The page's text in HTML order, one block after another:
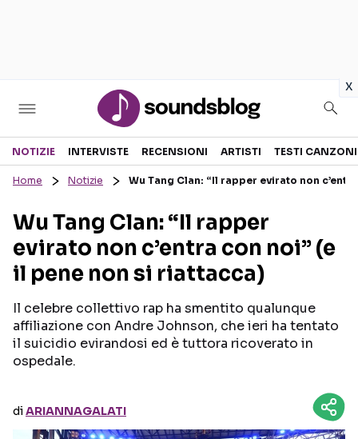
x
Sezioni
RECENSIONI MUSICALI
INTERVISTE
GOSSIP E CURIOSITÀ
TESTI CANZONI
TOUR ED EVENTI
TALENT SHOW
NOTIZIE INTERVISTE RECENSIONI ARTISTI TESTI CANZONI
Home Notizie Wu Tang Clan: “Il rapper evirato non
Wu Tang Clan: “Il rapper
evirato non c’entra con noi” (e
il pene non si riattacca)
Il celebre collettivo rap ha smentito qualunque
affiliazione con Andre Johnson, che ieri ha tentato
il suicidio evirandosi ed è tuttora ricoverato in
ospedale.
diARIANNAGALATI